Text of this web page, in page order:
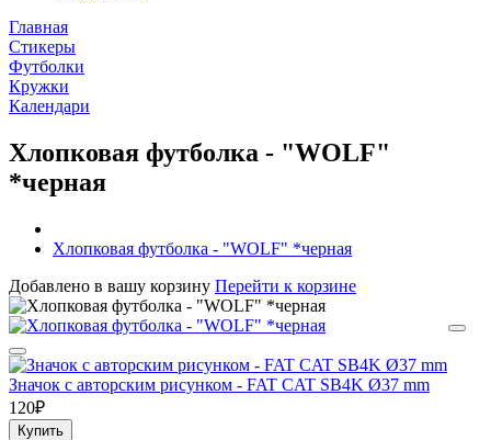
Главная
Стикеры
Футболки
Кружки
Календари
Хлопковая футболка - "WOLF"
*черная
Хлопковая футболка - "WOLF" *черная
Добавлено в вашу корзину Перейти к корзине
Значок с авторским рисунком - FAT CAT SB4K Ø37 mm
120₽
Купить